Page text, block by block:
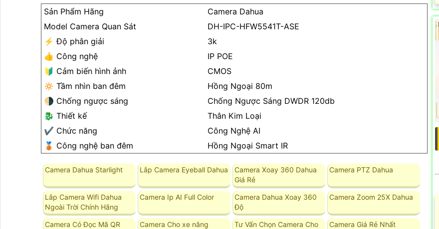
Sản Phẩm Hãng
Camera Dahua
Model Camera Quan Sát
DH-IPC-HFW5541T-ASE
️⚡ Độ phân giải
3k
👍 Công nghệ
IP POE
🔰 Cảm biến hình ảnh
CMOS
🔅 Tầm nhìn ban đêm
Hồng Ngoại 80m
🌗 Chống ngược sáng
Chống Ngược Sáng DWDR 120db
🐉️ Thiết kế
Thân Kim Loại
✔️ Chức năng
Công Nghệ AI
🥉 Công nghệ ban đêm
Hồng Ngoại Smart IR
Camera Dahua Starlight Lắp Camera Eyeball Dahua
Camera Xoay 360 Dahua
Giá Rẻ
Camera PTZ Dahua
Lắp Camera Wifi Dahua
Ngoài Trời Chính Hãng
Camera Ip AI Full Color
Camera Dahua Xoay 360
Độ
Camera Zoom 25X Dahua
Camera Có Đọc Mã QR Camera Cho xe nâng
Tư Vấn Chọn Camera Cho
Camera Giá Rẻ Nhất